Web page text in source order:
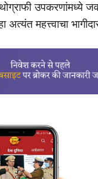
उपकरणांमध्ये
अत्यंत महत्त्वाचा